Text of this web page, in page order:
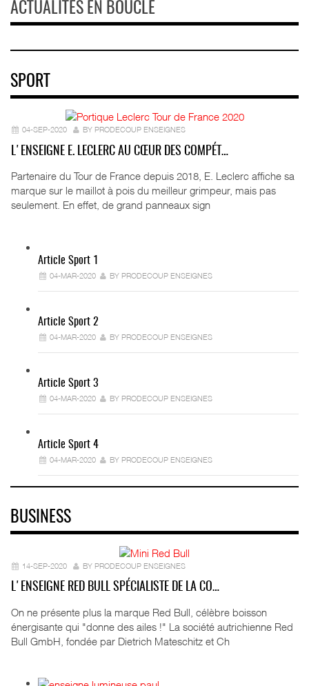
ACTUALITÉS EN BOUCLE
SPORT
04-SEP-2020 BY PRODECOUP ENSEIGNES
L'ENSEIGNE E. LECLERC AU CŒUR DES COMPÉT…
Partenaire du Tour de France depuis 2018, E. Leclerc affiche sa
marque sur le maillot à pois du meilleur grimpeur, mais pas
seulement. En effet, de grand panneaux sign
Article Sport 1
04-MAR-2020 BY PRODECOUP ENSEIGNES
Article Sport 2
04-MAR-2020 BY PRODECOUP ENSEIGNES
Article Sport 3
04-MAR-2020 BY PRODECOUP ENSEIGNES
Article Sport 4
04-MAR-2020 BY PRODECOUP ENSEIGNES
BUSINESS
14-SEP-2020 BY PRODECOUP ENSEIGNES
L'ENSEIGNE RED BULL SPÉCIALISTE DE LA CO…
On ne présente plus la marque Red Bull, célèbre boisson
énergisante qui "donne des ailes !" La société autrichienne Red
Bull GmbH, fondée par Dietrich Mateschitz et Ch